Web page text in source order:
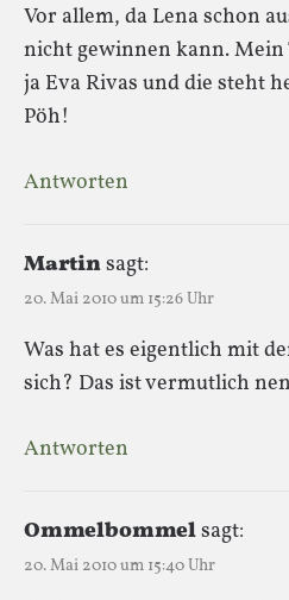
Vor allem, da Lena schon
nicht gewinnen kann. Mein
ja Eva Rivas und die steht
Pöh!
Antworten
Martinsagt:
20. Mai 2010 um 15:26 Uhr
Was hat es eigentlich mit
sich? Das ist vermutlich
Antworten
Ommelbommelsagt:
20. Mai 2010 um 15:40 Uhr